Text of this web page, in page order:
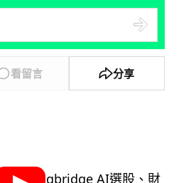
看留言 分享